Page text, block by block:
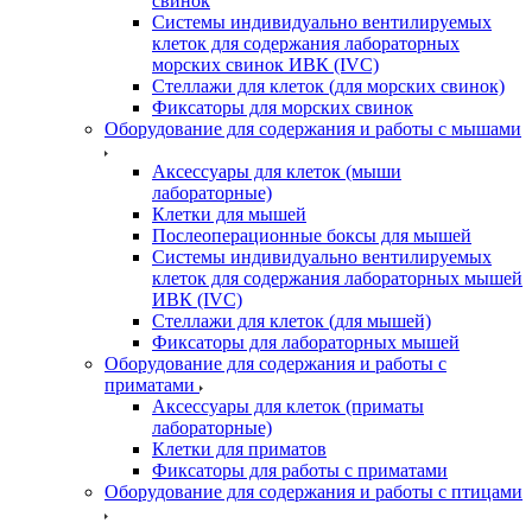
Системы индивидуально вентилируемых
клеток для содержания лабораторных
морских свинок ИВК (IVC)
Стеллажи для клеток (для морских свинок)
Фиксаторы для морских свинок
Оборудование для содержания и работы с мышами
Аксессуары для клеток (мыши
лабораторные)
Клетки для мышей
Послеоперационные боксы для мышей
Системы индивидуально вентилируемых
клеток для содержания лабораторных мышей
ИВК (IVC)
Стеллажи для клеток (для мышей)
Фиксаторы для лабораторных мышей
Оборудование для содержания и работы с
приматами
Аксессуары для клеток (приматы
лабораторные)
Клетки для приматов
Фиксаторы для работы с приматами
Оборудование для содержания и работы с птицами